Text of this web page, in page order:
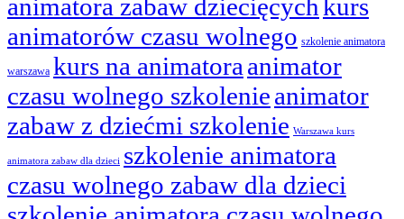
animatora zabaw dziecięcychkurs
animatorów czasu wolnego szkolenie animatora
warszawa kurs na animatora animator
czasu wolnego szkolenieanimator
zabaw z dziećmi szkolenie Warszawa kurs
animatora zabaw dla dzieci szkolenie animatora
czasu wolnego zabaw dla dzieci